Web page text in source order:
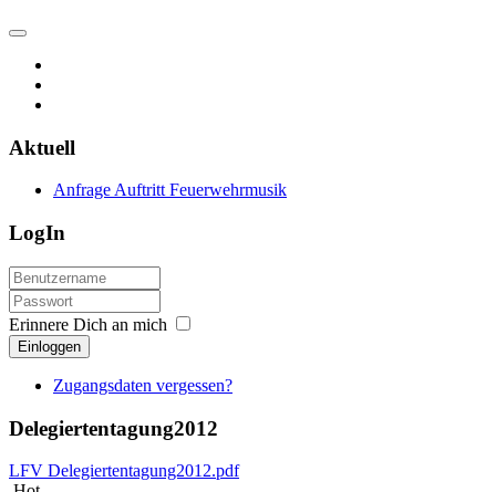
Aktuell
Anfrage Auftritt Feuerwehrmusik
LogIn
Erinnere Dich an mich
Einloggen
Zugangsdaten vergessen?
Delegiertentagung2012
LFV Delegiertentagung2012.pdf